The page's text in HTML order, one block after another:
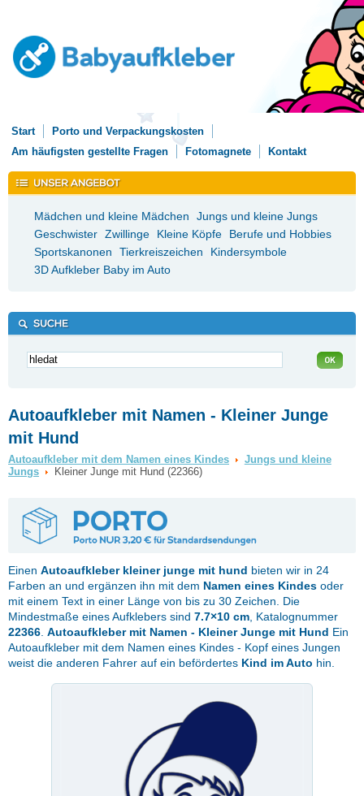
Start
Porto und Verpackungskosten
Am häufigsten gestellte Fragen
Fotomagnete Kontakt
Mädchen und kleine Mädchen
Jungs und kleine Jungs
Geschwister Zwillinge Kleine Köpfe
Berufe und Hobbies
Sportskanonen
Tierkreiszeichen
Kindersymbole
3D Aufkleber Baby im Auto
Autoaufkleber mit Namen - Kleiner Junge
mit Hund
Autoaufkleber mit dem Namen eines Kindes
Jungs und kleine
Jungs
Kleiner Junge mit Hund (22366)
Einen Autoaufkleber kleiner junge mit hund bieten wir in 24
Farben an und ergänzen ihn mit dem Namen eines Kindes oder
mit einem Text in einer Länge von bis zu 30 Zeichen. Die
Mindestmaße eines Aufklebers sind 7.7×10 cm , Katalognummer
22366 Autoaufkleber mit Namen - Kleiner Junge mit Hund Ein
Autoaufkleber mit dem Namen eines Kindes - Kopf eines Jungen
weist die anderen Fahrer auf ein befördertes Kind im Auto hin.